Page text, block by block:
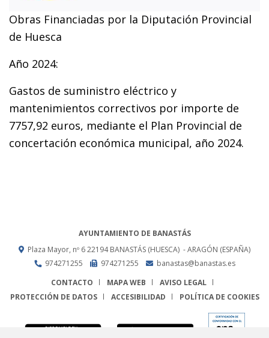
Obras Financiadas por la Diputación Provincial
de Huesca
Año 2024:
Gastos de suministro eléctrico y
mantenimientos correctivos por importe de
7757,92 euros, mediante el Plan Provincial de
concertación económica municipal, año 2024.
AYUNTAMIENTO DE BANASTÁS
Plaza Mayor, nº 622194 BANASTÁS (HUESCA) - ARAGÓN (ESPAÑA)
974271255
974271255
banastas@banastas.es
CONTACTO
MAPA WEB
AVISO LEGAL
PROTECCIÓN DE DATOS
ACCESIBILIDAD POLÍTICA DE COOKIES